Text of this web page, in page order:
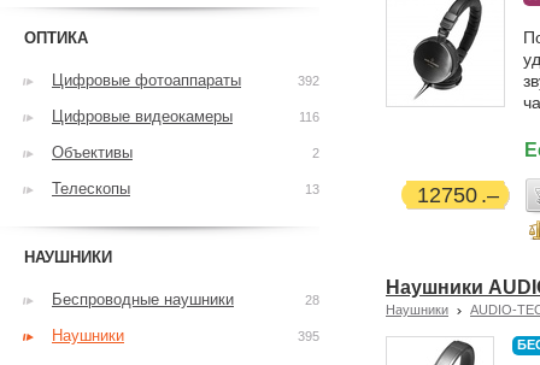
12750
Наушники
Наушники AUDIO-
ОПТИКА
Цифровые фотоаппараты 392
Цифровые видеокамеры 116
Объективы 2
Телескопы 13
НАУШНИКИ
Беспроводные наушники 28
Наушники 395